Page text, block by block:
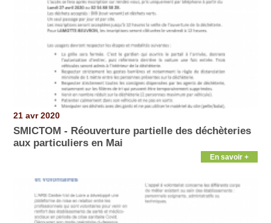
21 avr 2020
SMICTOM - Réouverture partielle des déchèteries
aux particuliers en Mai
En savoir +